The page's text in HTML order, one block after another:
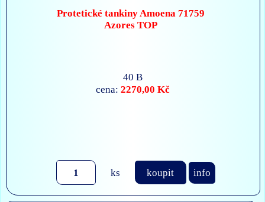
Protetické tankiny Amoena 71759
Azores TOP
40 B
cena:2270,00 Kč
ks koupit info